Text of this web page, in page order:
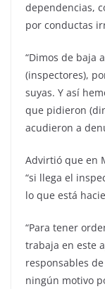
dependencias,
por conductas
“Dimos de baja
(inspectores),
suyas. Y así
que pidieron
acudieron a
Advirtió que en
“si llega el
lo que está
“Para tener
trabaja en este
responsables
ningún motivo